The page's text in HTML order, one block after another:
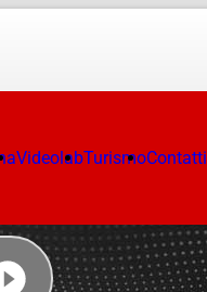
VideolabTurismoContatti